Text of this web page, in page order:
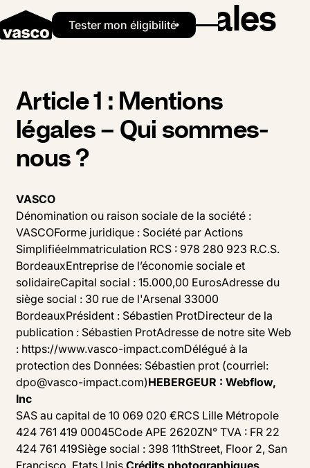
Button Text
Tester mon éligibilité
Mentions légales
Article 1 : Mentions
légales – Qui sommes-
nous ?
VASCO
Dénomination ou raison sociale de la société :
VASCOForme juridique : Société par Actions
SimplifiéeImmatriculation RCS : 978 280 923 R.C.S.
BordeauxEntreprise de l’économie sociale et
solidaireCapital social : 15.000,00 EurosAdresse du
siège social : 30 rue de l'Arsenal 33000
BordeauxPrésident : Sébastien ProtDirecteur de la
publication : Sébastien ProtAdresse de notre site Web
: https://www.vasco-impact.comDélégué à la
protection des Données: Sébastien prot (courriel:
dpo@vasco-impact.com)HEBERGEUR : Webflow,
Inc
SAS au capital de 10 069 020 €RCS Lille Métropole
424 761 419 00045Code APE 2620ZN° TVA : FR 22
424 761 419Siège social : 398 11thStreet, Floor 2, San